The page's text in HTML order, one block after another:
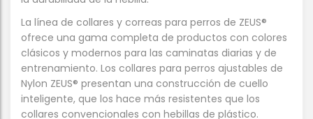
La línea de collares y correas para perros de ZEUS®
ofrece una gama completa de productos con colores
clásicos y modernos para las caminatas diarias y de
entrenamiento. Los collares para perros ajustables de
Nylon ZEUS® presentan una construcción de cuello
inteligente, que los hace más resistentes que los
collares convencionales con hebillas de plástico.